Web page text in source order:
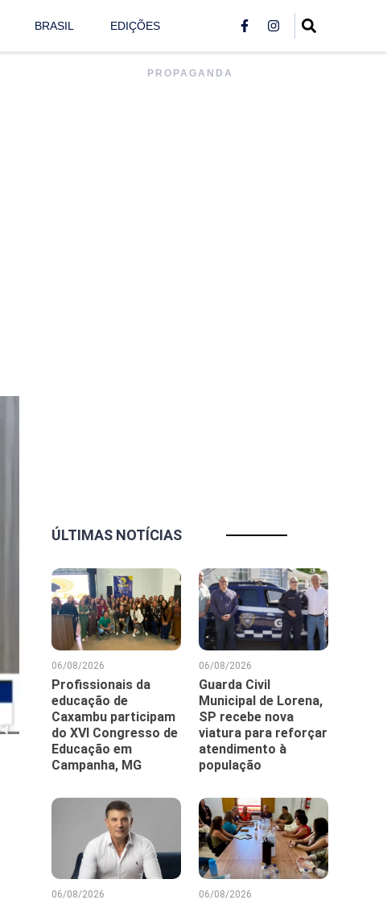
BRASIL EDIÇÕES
PROPAGANDA
ÚLTIMAS NOTÍCIAS
06/08/2026
Profissionais da
educação de
Caxambu participam
do XVI Congresso de
Educação em
Campanha, MG
06/08/2026
Guarda Civil
Municipal de Lorena,
SP recebe nova
viatura para reforçar
atendimento à
população
06/08/2026 06/08/2026